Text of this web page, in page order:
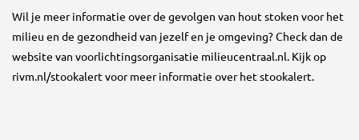
Wil je meer informatie over de gevolgen van hout stoken voor het
milieu en de gezondheid van jezelf en je omgeving? Check dan de
website van voorlichtingsorganisatie milieucentraal.nl. Kijk op
rivm.nl/stookalert voor meer informatie over het stookalert.